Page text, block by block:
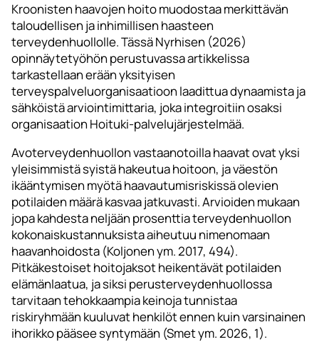
Kroonisten haavojen hoito muodostaa merkittävän
taloudellisen ja inhimillisen haasteen
terveydenhuollolle. Tässä Nyrhisen (2026)
opinnäytetyöhön perustuvassa artikkelissa
tarkastellaan erään yksityisen
terveyspalveluorganisaatioon laadittua dynaamista ja
sähköistä arviointimittaria, joka integroitiin osaksi
organisaation Hoituki-palvelujärjestelmää.
Avoterveydenhuollon vastaanotoilla haavat ovat yksi
yleisimmistä syistä hakeutua hoitoon, ja väestön
ikääntymisen myötä haavautumisriskissä olevien
potilaiden määrä kasvaa jatkuvasti. Arvioiden mukaan
jopa kahdesta neljään prosenttia terveydenhuollon
kokonaiskustannuksista aiheutuu nimenomaan
haavanhoidosta (Koljonen ym. 2017, 494).
Pitkäkestoiset hoitojaksot heikentävät potilaiden
elämänlaatua, ja siksi perusterveydenhuollossa
tarvitaan tehokkaampia keinoja tunnistaa
riskiryhmään kuuluvat henkilöt ennen kuin varsinainen
ihorikko pääsee syntymään (Smet ym. 2026, 1).